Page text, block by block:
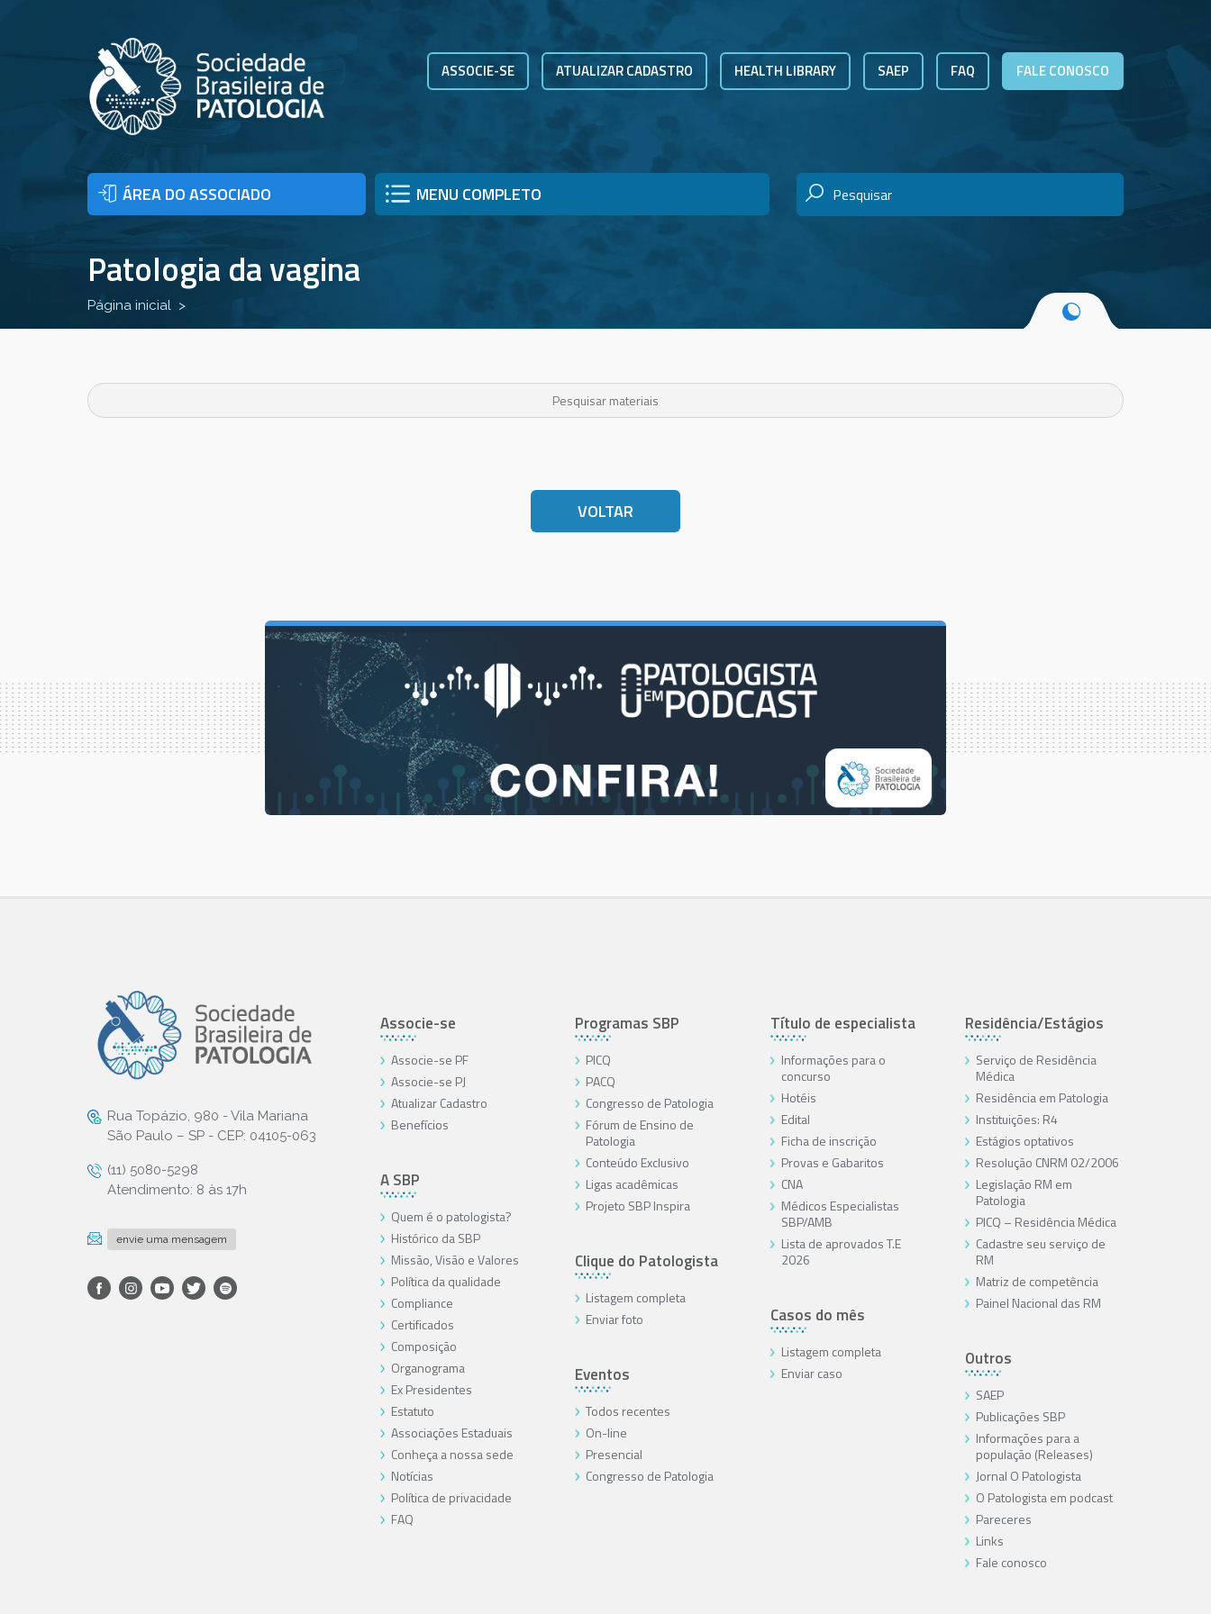
ASSOCIE-SE ATUALIZAR CADASTRO HEALTH LIBRARY SAEP FAQ FALE CONOSCO
ÁREA DO ASSOCIADO MENU COMPLETO
Patologia da vagina
Página inicial
VOLTAR
Rua Topázio, 980 - Vila Mariana
São Paulo – SP - CEP: 04105-063
(11) 5080-5298
Atendimento: 8 às 17h
envie uma mensagem
Associe-se
Associe-se PF
Associe-se PJ
Atualizar Cadastro
Benefícios
A SBP
Quem é o patologista?
Histórico da SBP
Missão, Visão e Valores
Política da qualidade
Compliance
Certificados
Composição
Organograma
Ex Presidentes
Estatuto
Associações Estaduais
Conheça a nossa sede
Notícias
Política de privacidade
FAQ
Programas SBP
PICQ
PACQ
Congresso de Patologia
Fórum de Ensino de
Patologia
Conteúdo Exclusivo
Ligas acadêmicas
Projeto SBP Inspira
Clique do Patologista
Listagem completa
Enviar foto
Eventos
Todos recentes
On-line
Presencial
Congresso de Patologia
Título de especialista
Informações para o
concurso
Hotéis
Edital
Ficha de inscrição
Provas e Gabaritos
CNA
Médicos Especialistas
SBP/AMB
Lista de aprovados T.E
2026
Casos do mês
Listagem completa
Enviar caso
Residência/Estágios
Serviço de Residência
Médica
Residência em Patologia
Instituições: R4
Estágios optativos
Resolução CNRM 02/2006
Legislação RM em
Patologia
PICQ – Residência Médica
Cadastre seu serviço de
RM
Matriz de competência
Painel Nacional das RM
Outros
SAEP
Publicações SBP
Informações para a
população (Releases)
Jornal O Patologista
O Patologista em podcast
Pareceres
Links
Fale conosco